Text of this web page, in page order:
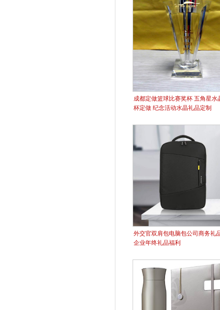
成都定做篮球比赛奖杯 五角星水
杯定做 纪念活动水晶礼品定制
外交官双肩包电脑包公司商务礼
企业年终礼品福利